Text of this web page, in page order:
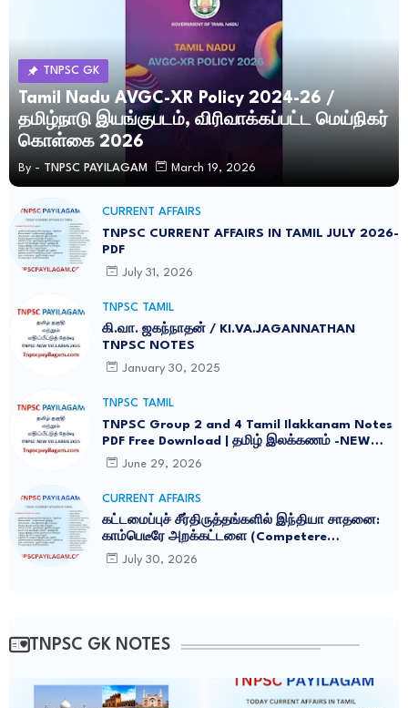
TNPSC GK
Tamil Nadu AVGC-XR Policy 2024-26 /
தமிழ்நாடு இயங்குபடம், விரிவாக்கப்பட்ட மெய்நிகர்
கொள்கை 2026
By - TNPSC PAYILAGAM March 19, 2026
CURRENT AFFAIRS
TNPSC CURRENT AFFAIRS IN TAMIL JULY 2026-
PDF
July 31, 2026
TNPSC TAMIL
கி.வா. ஜகந்நாதன் / KI.VA.JAGANNATHAN
TNPSC NOTES
January 30, 2025
TNPSC TAMIL
TNPSC Group 2 and 4 Tamil Ilakkanam Notes
PDF Free Download | தமிழ் இலக்கணம் -NEW
SYLLABUS UPDATED -2026
June 29, 2026
CURRENT AFFAIRS
கட்டமைப்புச் சீர்திருத்தங்களில் இந்தியா சாதனை:
காம்பெடீரே அறக்கட்டளை (Competere
Foundation) வெளியிட்ட அறிக்கை
July 30, 2026
TNPSC GK NOTES